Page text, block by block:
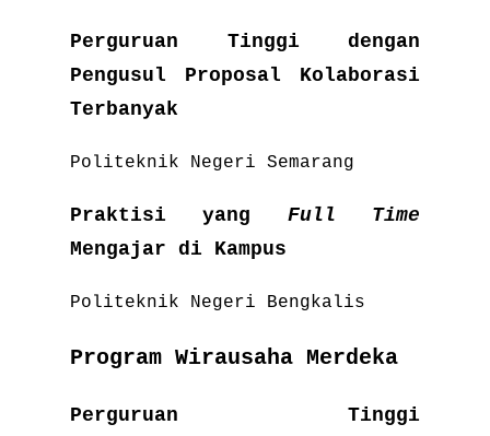
Perguruan Tinggi dengan
Pengusul Proposal Kolaborasi
Terbanyak
Politeknik Negeri Semarang
Praktisi yang Full Time
Mengajar di Kampus
Politeknik Negeri Bengkalis
Program Wirausaha Merdeka
Perguruan Tinggi